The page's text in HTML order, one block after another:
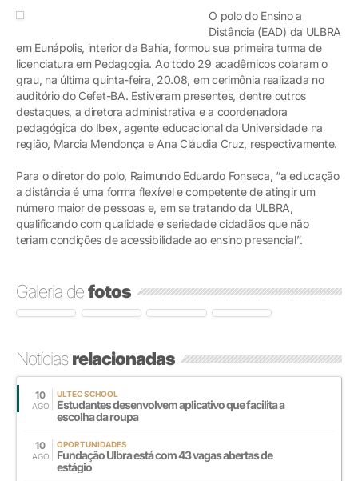
O polo do Ensino a
Distância (EAD) da ULBRA
em Eunápolis, interior da Bahia, formou sua primeira turma de
licenciatura em Pedagogia. Ao todo 29 acadêmicos colaram o
grau, na última quinta-feira, 20.08, em cerimônia realizada no
auditório do Cefet-BA. Estiveram presentes, dentre outros
destaques, a diretora administrativa e a coordenadora
pedagógica do Ibex, agente educacional da Universidade na
região, Marcia Mendonça e Ana Cláudia Cruz, respectivamente.
Para o diretor do polo, Raimundo Eduardo Fonseca, “a educação
a distância é uma forma flexível e competente de atingir um
número maior de pessoas e, em se tratando da ULBRA,
qualificando com qualidade e seriedade cidadãos que não
teriam condições de acessibilidade ao ensino presencial”.
Galeria defotos
Notíciasrelacionadas
10
AGO
ULTEC SCHOOL
Estudantes desenvolvem aplicativo que facilita a
escolha da roupa
10
AGO
OPORTUNIDADES
Fundação Ulbra está com 43 vagas abertas de
estágio